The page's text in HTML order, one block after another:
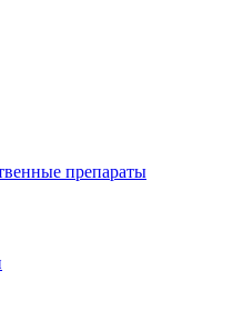
препараты